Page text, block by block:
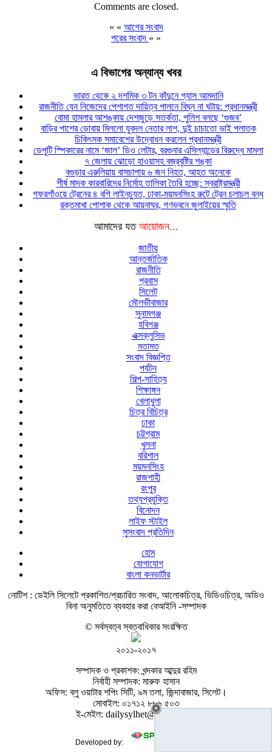
Comments are closed.
« « আগের সংবাদ
পরের সংবাদ » »
এ বিভাগের অন্যান্য খবর
ভারত থেকে ২ দশমিক ৩ টন কাঁদুনে গ্যাস আমদানি
রাজনীতি যেন নিজেদের পেশাগত দায়িত্ব পালনে বিঘ্ন না ঘটায়: প্রধানমন্ত্রী
বোমা হামলার আশঙ্কায় দেশজুড়ে সতর্কতা, পুলিশ বলছে ‘গুজব’
বাড়ির পাশের ডোবায় মিললো যুবদল নেতার লাশ, দুই চাচাতো ভাই পলাতক
চিকিৎসক সমাবেশের উদ্বোধন করলেন প্রধানমন্ত্রী
ডেপুটি স্পিকারের নামে ‘জাল’ ডিও লেটার, বরগুনার এসিল্যান্ডের বিরুদ্ধে মামলা
৭ জেলায় ঝোড়ো হাওয়াসহ বজ্রবৃষ্টির শঙ্কা
বগুড়ার এরুলিয়ায় বাসচাপায় ৬ জন নিহত, আহত অনেকে
শীর্ষ মাদক কারবারিদের নির্মোহ তালিকা তৈরি হচ্ছে: স্বরাষ্ট্রমন্ত্রী
গফরগাঁওয়ে ট্রেনের ৪ বগি লাইনচ্যুত, ঢাকা-ময়মনসিংহ রুটে ট্রেন চলাচল বন্ধ
রক্তমাখা পোশাক থেকে আয়নাঘর, গণভবনে জুলাইয়ের স্মৃতি
আমাদের যত আয়োজন...
জাতীয়
আন্তর্জাতিক
রাজনীতি
প্রবাস
সিলেট
মৌলভীবাজার
সুনামগঞ্জ
হবিগঞ্জ
এক্সক্লুসিভ
মতামত
সংবাদ বিজ্ঞপ্তি
পর্যটন
শিল্প-সাহিত্য
শিক্ষাঙ্গন
খেলাধুলা
চিত্র বিচিত্র
ঢাকা
চট্টগ্রাম
খুলনা
বরিশাল
ময়মনসিংহ
রাজশাহী
রংপুর
তথ্যপ্রযুক্তি
বিনোদন
লাইফ স্টাইল
সুসংবাদ প্রতিদিন
হোম
যোগাযোগ
বাংলা কনভার্টার
নোটিশ : ডেইলি সিলেটে প্রকাশিত/প্রচারিত সংবাদ, আলোকচিত্র, ভিডিওচিত্র, অডিও
বিনা অনুমতিতে ব্যবহার করা বেআইনি -সম্পাদক
© সর্বস্বত্ব স্বত্বাধিকার সংরক্ষিত
২০১১-২০১৭
সম্পাদক ও প্রকাশক: খন্দকার আব্দুর রহিম
নির্বাহী সম্পাদক: মারুফ হাসান
অফিস: ব্লু ওয়াটার শপিং সিটি, ৯ম তলা, জিন্দাবাজার, সিলেট।
মোবাইল: ০১৭১২ ৮৮৬ ৫০৩
ই-মেইল: dailysylhet@gmail.com
Developed by: